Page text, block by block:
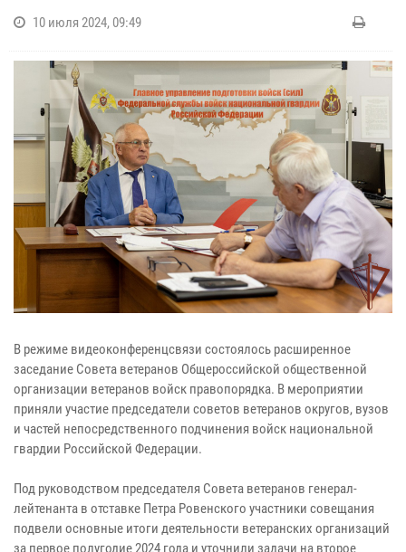
10 июля 2024, 09:49
В режиме видеоконференцсвязи состоялось расширенное
заседание Совета ветеранов Общероссийской общественной
организации ветеранов войск правопорядка. В мероприятии
приняли участие председатели советов ветеранов округов, вузов
и частей непосредственного подчинения войск национальной
гвардии Российской Федерации.
Под руководством председателя Совета ветеранов генерал-
лейтенанта в отставке Петра Ровенского участники совещания
подвели основные итоги деятельности ветеранских организаций
за первое полугодие 2024 года и уточнили задачи на второе